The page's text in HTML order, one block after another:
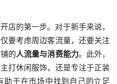
店的第一步。对于新手来说，
要考虑周边客流量，还要关注
的人流量与消费能力。此外，
打休闲服饰，还是专注于正装
助于在市场中找到自己的立足